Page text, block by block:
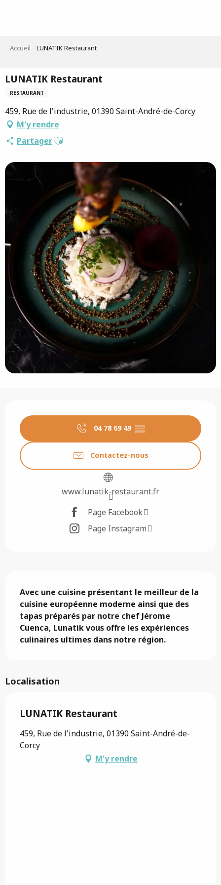
Accueil LUNATIK Restaurant
LUNATIK Restaurant
RESTAURANT
459, Rue de l'industrie, 01390 Saint-André-de-Corcy
M'y rendre
PartagerAjouter aux favoris
04 78 69 49 ▒▒
Contactez-nous
www.lunatik-restaurant.fr
Page Facebook
Page Instagram
Avec une cuisine présentant le meilleur de la
cuisine européenne moderne ainsi que des
tapas préparés par notre chef Jérome
Cuenca, Lunatik vous offre les expériences
culinaires ultimes dans notre région.
Localisation
LUNATIK Restaurant
459, Rue de l'industrie, 01390 Saint-André-de-
Corcy
M'y rendre